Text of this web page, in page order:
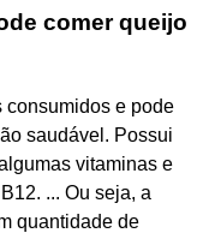
comer queijo
consumidos e pode
saudável. Possui
vitaminas e
... Ou seja, a
quantidade de